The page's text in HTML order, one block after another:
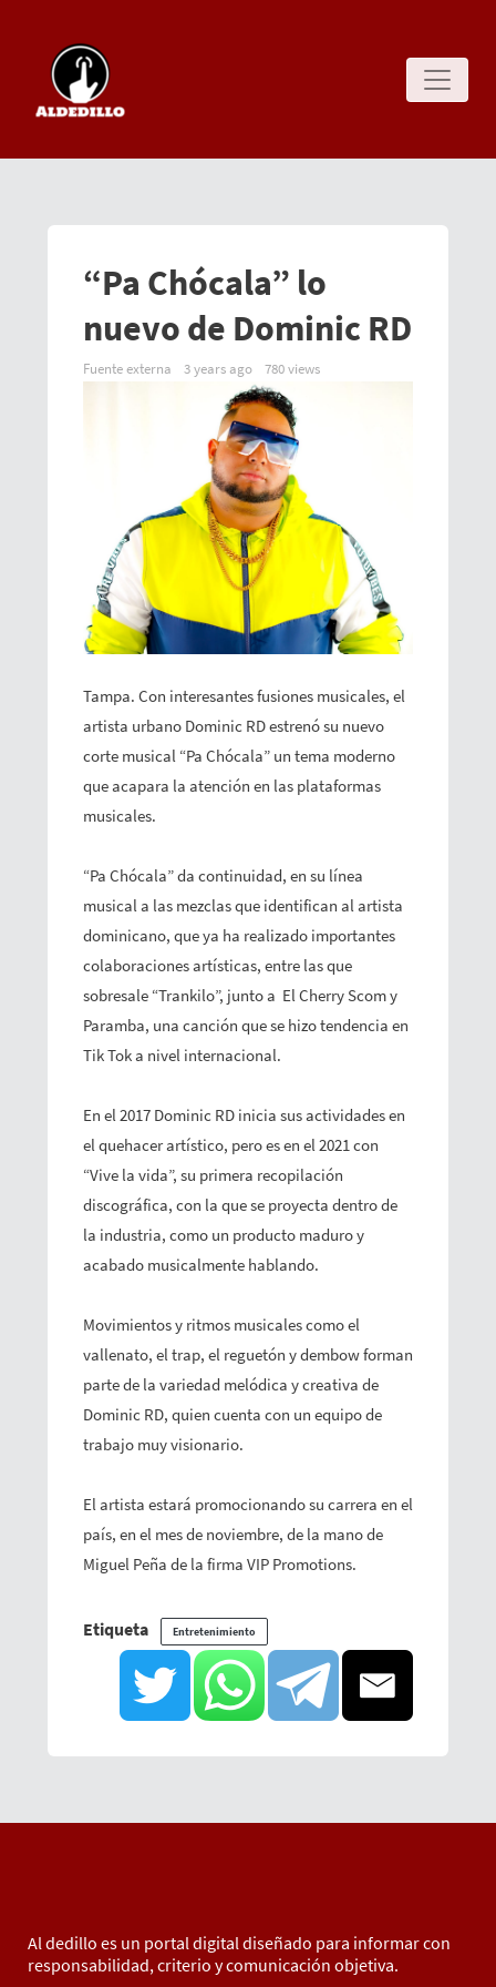
“Pa Chócala” lo
nuevo de Dominic RD
Fuente externa 3 years ago 780 views
Tampa. Con interesantes fusiones musicales, el
artista urbano Dominic RD estrenó su nuevo
corte musical “Pa Chócala” un tema moderno
que acapara la atención en las plataformas
musicales.
“Pa Chócala” da continuidad, en su línea
musical a las mezclas que identifican al artista
dominicano, que ya ha realizado importantes
colaboraciones artísticas, entre las que
sobresale “Trankilo”, junto a El Cherry Scom y
Paramba, una canción que se hizo tendencia en
Tik Tok a nivel internacional.
En el 2017 Dominic RD inicia sus actividades en
el quehacer artístico, pero es en el 2021 con
“Vive la vida”, su primera recopilación
discográfica, con la que se proyecta dentro de
la industria, como un producto maduro y
acabado musicalmente hablando.
Movimientos y ritmos musicales como el
vallenato, el trap, el reguetón y dembow forman
parte de la variedad melódica y creativa de
Dominic RD, quien cuenta con un equipo de
trabajo muy visionario.
El artista estará promocionando su carrera en el
país, en el mes de noviembre, de la mano de
Miguel Peña de la firma VIP Promotions.
Etiqueta Entretenimiento
Al dedillo es un portal digital diseñado para informar con
responsabilidad, criterio y comunicación objetiva.